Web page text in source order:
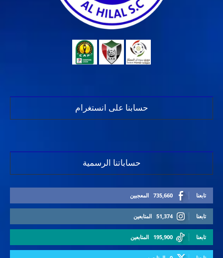
حسابنا على انستغرام
حساباتنا الرسمية
735,660 المعجبين تابعنا
51,374 المتابعين تابعنا
195,900 المتابعين تابعنا